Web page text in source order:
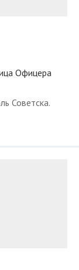
Офицера
Советска.